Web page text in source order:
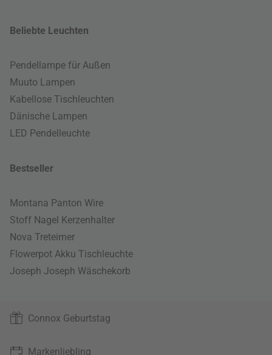
Beliebte Leuchten
Pendellampe für Außen
Muuto Lampen
Kabellose Tischleuchten
Dänische Lampen
LED Pendelleuchte
Bestseller
Montana Panton Wire
Stoff Nagel Kerzenhalter
Nova Treteimer
Flowerpot Akku Tischleuchte
Joseph Joseph Wäschekorb
Connox Geburtstag
Markenliebling